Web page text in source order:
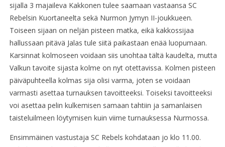
sijalla 3 majaileva Kakkonen tulee saamaan vastaansa SC
Rebelsin Kuortaneelta sekä Nurmon Jymyn II-joukkueen.
Toiseen sijaan on neljän pisteen matka, eikä kakkossijaa
hallussaan pitävä Jalas tule siitä paikastaan enää luopumaan.
Karsinnat kolmoseen voidaan siis unohtaa tältä kaudelta, mutta
Valkun tavoite sijasta kolme on nyt otettavissa. Kolmen pisteen
päiväpuhteella kolmas sija olisi varma, joten se voidaan
varmasti asettaa turnauksen tavoitteeksi. Toiseksi tavoitteeksi
voi asettaa pelin kulkemisen samaan tahtiin ja samanlaisen
taisteluilmeen löytymisen kuin viime turnauksessa Nurmossa.
Ensimmäinen vastustaja SC Rebels kohdataan jo klo 11.00.